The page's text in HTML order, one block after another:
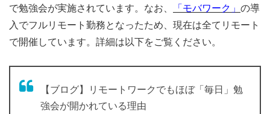
で勉強会が実施されています。なお、
「モバワーク」 の導
入でフルリモート勤務となったため、現在は全てリモート
で開催しています。詳細は以下をご覧ください。
【ブログ】リモートワークでもほぼ「毎日」勉
強会が開かれている理由